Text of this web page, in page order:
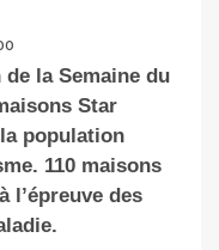
de la Semaine du
Star
population
110 maisons
l’épreuve des